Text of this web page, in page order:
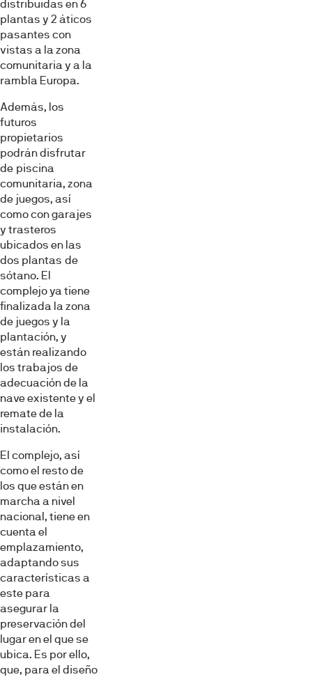
Esta página web usa cookies
Las cookies de este sitio web se usan para personalizar
el contenido y los anuncios, ofrecer funciones de redes
sociales y analizar el tráfico. Además, compartimos
información sobre el uso que haga del sitio web con
nuestros partners de redes sociales, publicidad y análisis
web, quienes pueden combinarla con otra información
que les haya proporcionado o que hayan recopilado a
partir del uso que haya hecho de sus servicios.
Selección
de
consentimiento
Necesarias
Preferencias
Marketing
distribuidas en 6
plantas y 2 áticos
pasantes con
vistas a la zona
comunitaria y a la
rambla Europa.
Además, los
futuros
propietarios
podrán disfrutar
de piscina
comunitaria, zona
de juegos, así
como con garajes
y trasteros
ubicados en las
dos plantas de
sótano. El
complejo ya tiene
finalizada la zona
de juegos y la
plantación, y
están realizando
los trabajos de
adecuación de la
nave existente y el
remate de la
instalación.
El complejo, así
como el resto de
los que están en
marcha a nivel
nacional, tiene en
cuenta el
emplazamiento,
adaptando sus
características a
este para
asegurar la
preservación del
lugar en el que se
ubica. Es por ello,
que, para el diseño